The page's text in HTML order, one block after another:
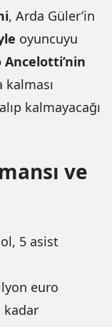
, Arda Güler’in
oyuncuyu
Ancelotti’nin
kalması
kalmayacağı
ve
5 asist
euro
kadar